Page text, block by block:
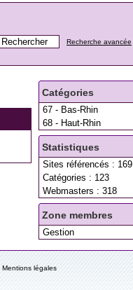
Recherche avancée
Catégories
67 - Bas-Rhin
68 - Haut-Rhin
Statistiques
Sites référencés : 169
Catégories : 123
Webmasters : 318
Zone membres
Gestion
Mentions légales